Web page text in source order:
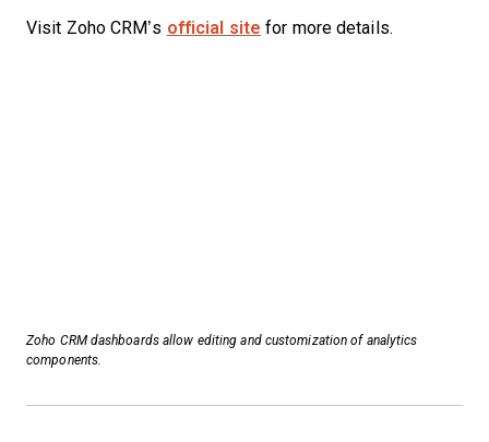
Visit Zoho CRM’s official site for more details.
Zoho CRM dashboards allow editing and customization of analytics
components.